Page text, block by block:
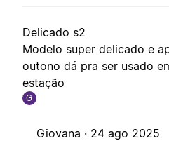
Delicado s2
Modelo super delicado e
outono dá pra ser usado
estação
G
Giovana · 24 ago 2025